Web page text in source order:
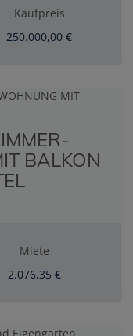
Kaufpreis
250.000,00 €
BALKON
Miete
2.076,35 €